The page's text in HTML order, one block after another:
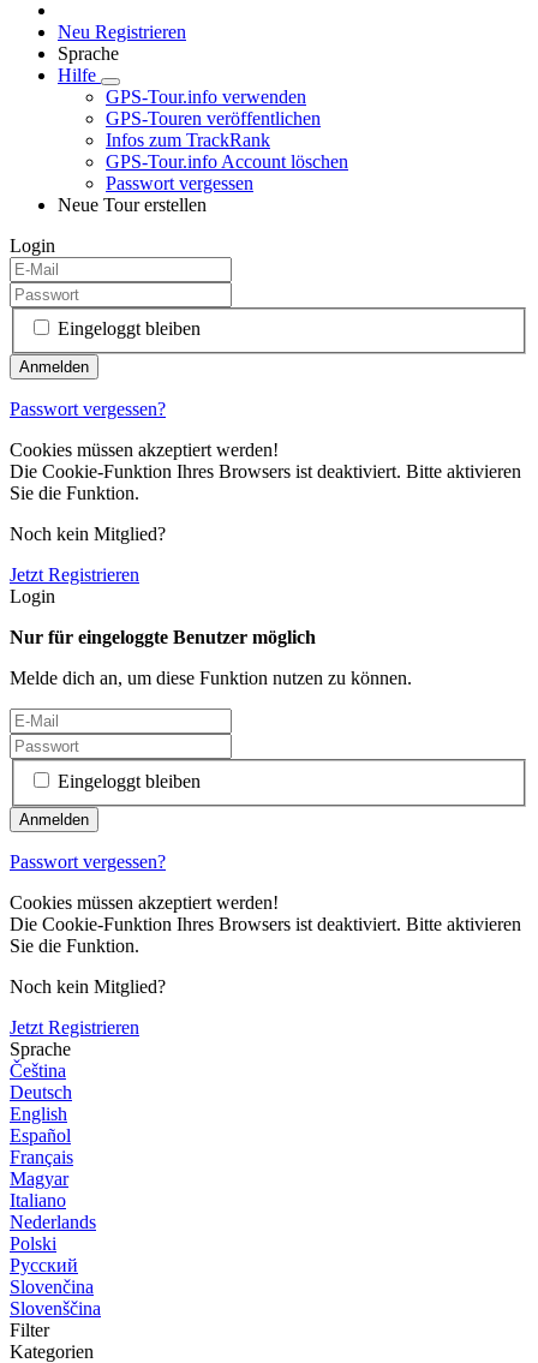
Neu Registrieren
Sprache
Hilfe
GPS-Tour.info verwenden
GPS-Touren veröffentlichen
Infos zum TrackRank
GPS-Tour.info Account löschen
Passwort vergessen
Neue Tour erstellen
Login
Eingeloggt bleiben
Passwort vergessen?
Cookies müssen akzeptiert werden!
Die Cookie-Funktion Ihres Browsers ist deaktiviert. Bitte aktivieren
Sie die Funktion.
Noch kein Mitglied?
Jetzt Registrieren
Login
Nur für eingeloggte Benutzer möglich
Melde dich an, um diese Funktion nutzen zu können.
Eingeloggt bleiben
Passwort vergessen?
Cookies müssen akzeptiert werden!
Die Cookie-Funktion Ihres Browsers ist deaktiviert. Bitte aktivieren
Sie die Funktion.
Noch kein Mitglied?
Jetzt Registrieren
Sprache
Čeština
Deutsch
English
Español
Français
Magyar
Italiano
Nederlands
Polski
Русский
Slovenčina
Slovenščina
Filter
Kategorien